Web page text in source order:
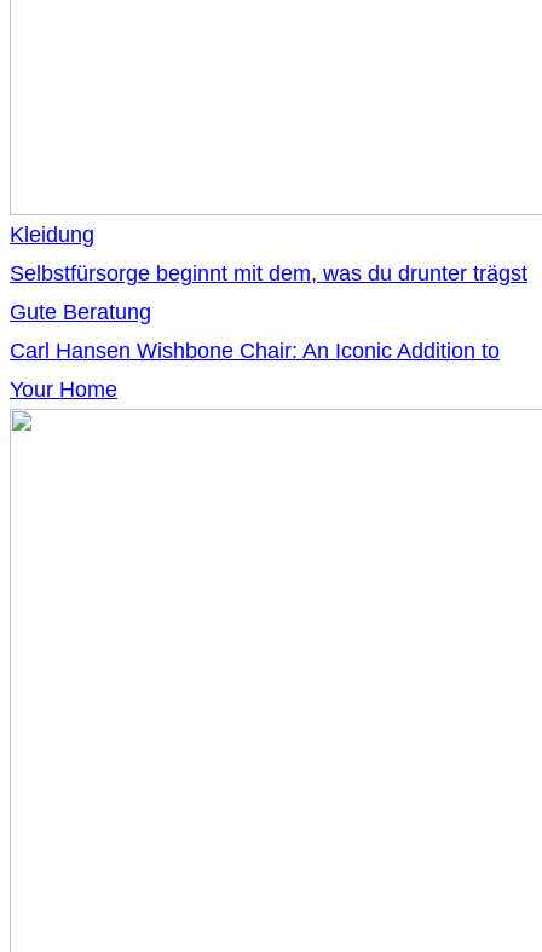
Kleidung
Selbstfürsorge beginnt mit dem, was du drunter trägst
Gute Beratung
Carl Hansen Wishbone Chair: An Iconic Addition to
Your Home